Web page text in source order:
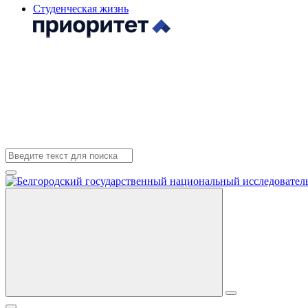
Студенческая жизнь